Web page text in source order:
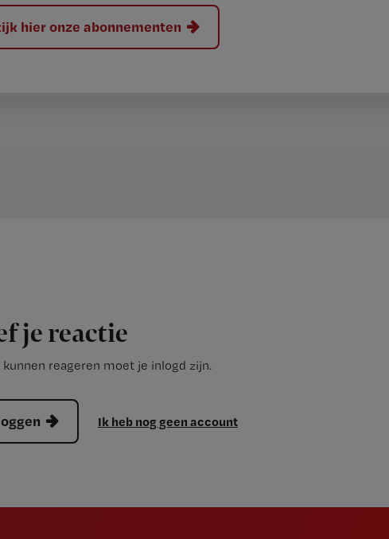
hier onze abonnementen
je reactie
kunnen reageren moet je inlogd zijn.
Ik heb nog geen account